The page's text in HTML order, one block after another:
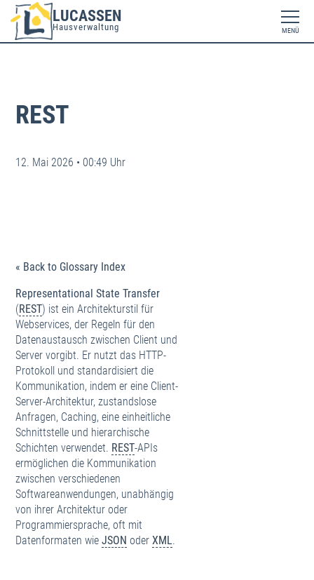
LUCASSEN
Hausverwaltung MENÜ
REST
12. Mai 2026 • 00:49 Uhr
« Back to Glossary Index
Representational State Transfer
(REST) ist ein Architekturstil für
Webservices, der Regeln für den
Datenaustausch zwischen Client und
Server vorgibt. Er nutzt das HTTP-
Protokoll und standardisiert die
Kommunikation, indem er eine Client-
Server-Architektur, zustandslose
Anfragen, Caching, eine einheitliche
Schnittstelle und hierarchische
Schichten verwendet. REST-APIs
ermöglichen die Kommunikation
zwischen verschiedenen
Softwareanwendungen, unabhängig
von ihrer Architektur oder
Programmiersprache, oft mit
Datenformaten wieJSON oderXML.